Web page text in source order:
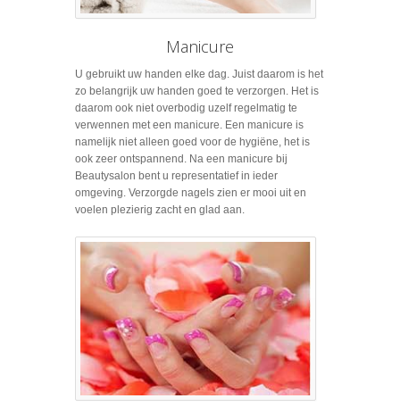
Manicure
U gebruikt uw handen elke dag. Juist daarom is het
zo belangrijk uw handen goed te verzorgen. Het is
daarom ook niet overbodig uzelf regelmatig te
verwennen met een manicure. Een manicure is
namelijk niet alleen goed voor de hygiëne, het is
ook zeer ontspannend. Na een manicure bij
Beautysalon bent u representatief in ieder
omgeving. Verzorgde nagels zien er mooi uit en
voelen plezierig zacht en glad aan.